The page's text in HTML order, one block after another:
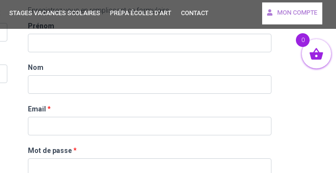
STAGES VACANCES SCOLAIRES PRÉPA ÉCOLES D’ART CONTACT MON COMPTE
Enregistrez vous en remplissant ce formulaire
Prénom
Nom
Email *
Mot de passe*
0